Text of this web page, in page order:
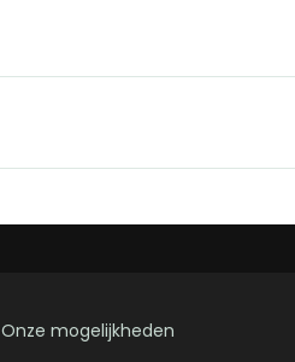
Onze mogelijkheden